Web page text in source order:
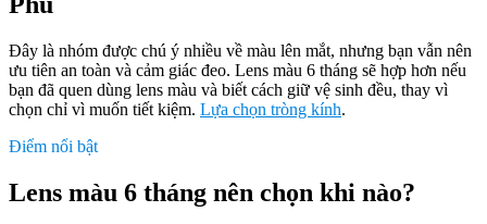
Đây là nhóm được chú ý nhiều về màu lên mắt, nhưng bạn vẫn nên
ưu tiên an toàn và cảm giác đeo. Lens màu 6 tháng sẽ hợp hơn nếu
bạn đã quen dùng lens màu và biết cách giữ vệ sinh đều, thay vì
chọn chỉ vì muốn tiết kiệm. Lựa chọn tròng kính.
Điểm nổi bật
Lens màu 6 tháng nên chọn khi nào?